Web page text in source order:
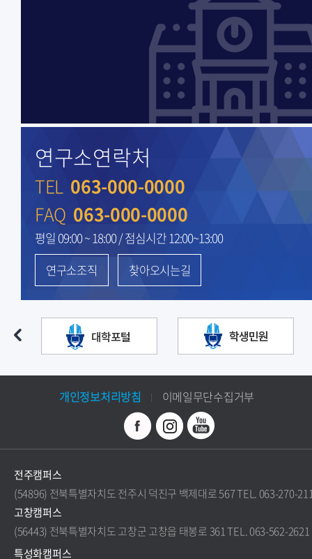
연구소연락처
TEL 063-000-0000
FAQ 063-000-0000
평일 09:00 ~ 18:00 / 점심시간 12:00~13:00
연구소조직 찾아오시는길
개인정보처리방침 이메일무단수집거부
전주캠퍼스
(54896) 전북특별자치도 전주시 덕진구 백제대로 567 TEL. 063-270-
고창캠퍼스
(56443) 전북특별자치도 고창군 고창읍 태봉로 361 TEL. 063-562-2621
특성화캠퍼스